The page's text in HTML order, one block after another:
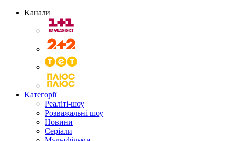
Канали
Категорії
Реаліті-шоу
Розважальні шоу
Новини
Серіали